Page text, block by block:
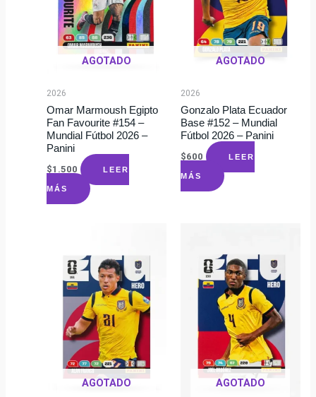
AGOTADO
2026
Omar Marmoush Egipto
Fan Favourite #154 –
Mundial Fútbol 2026 –
Panini
$1.500 LEER
MÁS
AGOTADO
2026
Gonzalo Plata Ecuador
Base #152 – Mundial
Fútbol 2026 – Panini
$600 LEER
MÁS
AGOTADO AGOTADO